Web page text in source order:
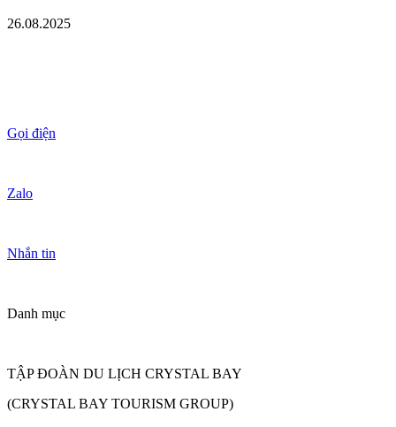
26.08.2025
Gọi điện
Zalo
Nhắn tin
Danh mục
TẬP ĐOÀN DU LỊCH CRYSTAL BAY
(CRYSTAL BAY TOURISM GROUP)